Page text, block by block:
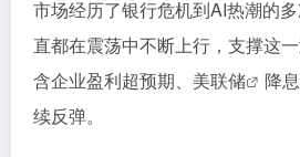
市场经历了银行危机到AI热潮的
直都在震荡中不断上行，支撑这
含企业盈利超预期、 美联储
降
续反弹。